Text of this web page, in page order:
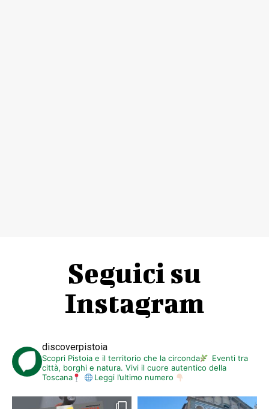
Seguici su
Instagram
discoverpistoia
Scopri Pistoia e il territorio che la circonda
Eventi tra
città, borghi e natura. Vivi il cuore autentico della
Toscana
Leggi l’ultimo numero